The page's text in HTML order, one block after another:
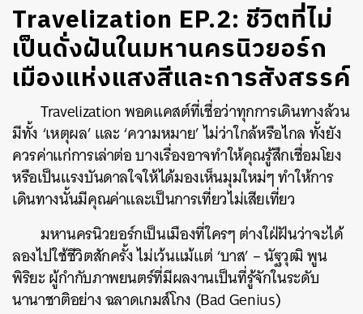
Travelization EP.2: ชีวิตที่ไม่
เป็นดั่งฝันในมหานครนิวยอร์ก
เมืองแห่งแสงสีและการสังสรรค์
Travelization พอดแคสต์ที่เชื่อว่าทุกการเดินทางล้วน
มีทั้ง ‘เหตุผล’ และ ‘ความหมาย’ ไม่ว่าใกล้หรือไกล ทั้งยัง
ควรค่าแก่การเล่าต่อ บางเรื่องอาจทำให้คุณรู้สึกเชื่อมโยง
หรือเป็นแรงบันดาลใจให้ได้มองเห็นมุมใหม่ๆ ทำให้การ
เดินทางนั้นมีคุณค่าและเป็นการเที่ยวไม่เสียเที่ยว
มหานครนิวยอร์กเป็นเมืองที่ใครๆ ต่างใฝ่ฝันว่าจะได้
ลองไปใช้ชีวิตสักครั้ง ไม่เว้นแม้แต่ ‘บาส’ – นัฐวุฒิ พูน
พิริยะ ผู้กำกับภาพยนตร์ที่มีผลงานเป็นที่รู้จักในระดับ
นานาชาติอย่าง ฉลาดเกมส์โกง (Bad Genius)